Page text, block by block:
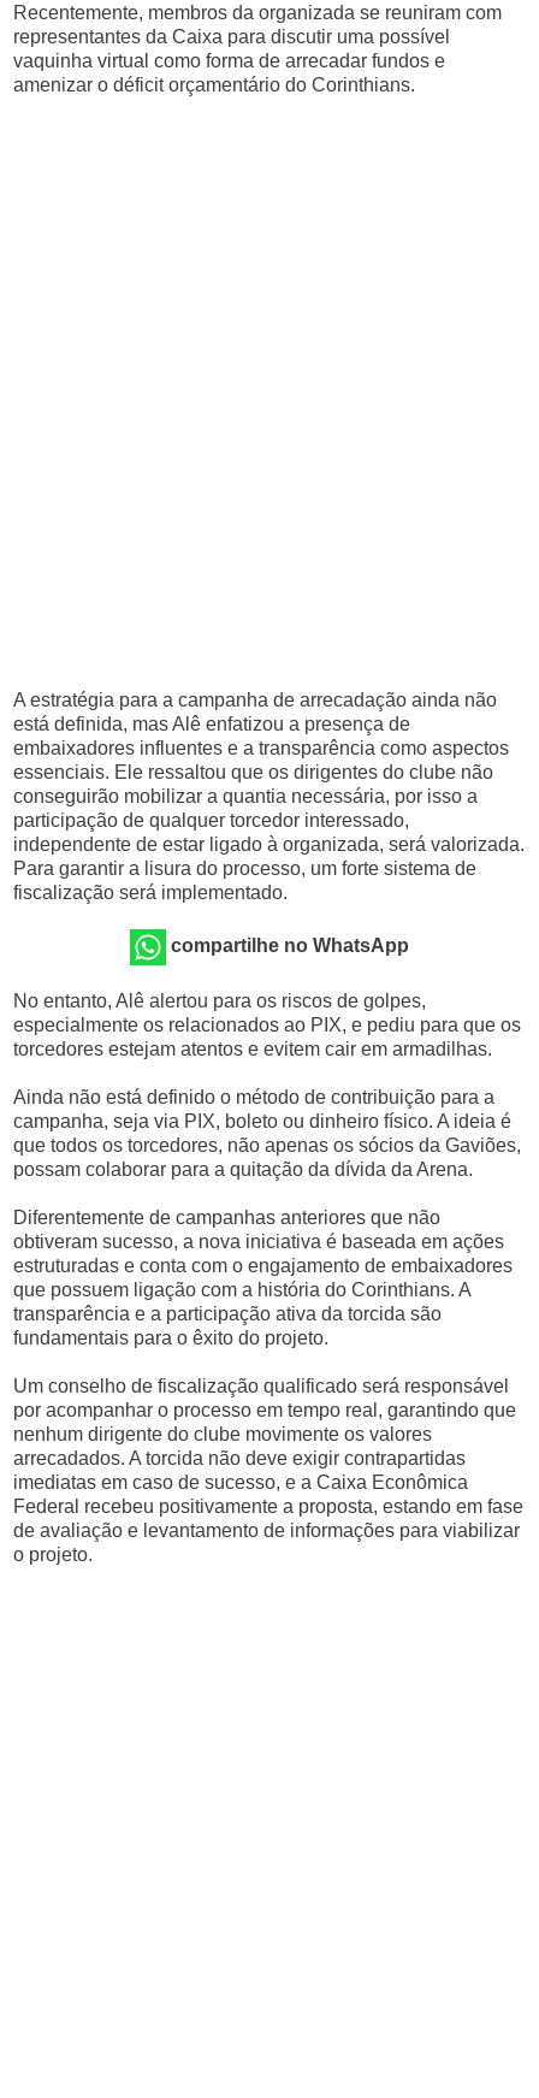
Recentemente, membros da organizada se reuniram com
representantes da Caixa para discutir uma possível
vaquinha virtual como forma de arrecadar fundos e
amenizar o déficit orçamentário do Corinthians.
A estratégia para a campanha de arrecadação ainda não
está definida, mas Alê enfatizou a presença de
embaixadores influentes e a transparência como aspectos
essenciais. Ele ressaltou que os dirigentes do clube não
conseguirão mobilizar a quantia necessária, por isso a
participação de qualquer torcedor interessado,
independente de estar ligado à organizada, será valorizada.
Para garantir a lisura do processo, um forte sistema de
fiscalização será implementado.
compartilhe no WhatsApp
No entanto, Alê alertou para os riscos de golpes,
especialmente os relacionados ao PIX, e pediu para que os
torcedores estejam atentos e evitem cair em armadilhas.
Ainda não está definido o método de contribuição para a
campanha, seja via PIX, boleto ou dinheiro físico. A ideia é
que todos os torcedores, não apenas os sócios da Gaviões,
possam colaborar para a quitação da dívida da Arena.
Diferentemente de campanhas anteriores que não
obtiveram sucesso, a nova iniciativa é baseada em ações
estruturadas e conta com o engajamento de embaixadores
que possuem ligação com a história do Corinthians. A
transparência e a participação ativa da torcida são
fundamentais para o êxito do projeto.
Um conselho de fiscalização qualificado será responsável
por acompanhar o processo em tempo real, garantindo que
nenhum dirigente do clube movimente os valores
arrecadados. A torcida não deve exigir contrapartidas
imediatas em caso de sucesso, e a Caixa Econômica
Federal recebeu positivamente a proposta, estando em fase
de avaliação e levantamento de informações para viabilizar
o projeto.